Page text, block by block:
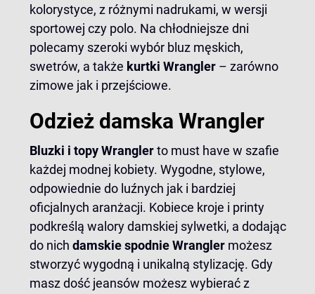
kolorystyce, z różnymi nadrukami, w wersji
sportowej czy polo. Na chłodniejsze dni
polecamy szeroki wybór bluz męskich,
swetrów, a także kurtki Wrangler – zarówno
zimowe jak i przejściowe.
Odzież damska Wrangler
Bluzki i topy Wranglerto must have w szafie
każdej modnej kobiety. Wygodne, stylowe,
odpowiednie do luźnych jak i bardziej
oficjalnych aranżacji. Kobiece kroje i printy
podkreślą walory damskiej sylwetki, a dodając
do nich damskiespodnie Wrangler możesz
stworzyć wygodną i unikalną stylizację. Gdy
masz dość jeansów możesz wybierać z